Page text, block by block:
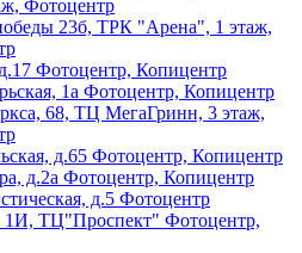
Фотоцентр
23б, ТРК "Арена", 1 этаж,
Фотоцентр, Копицентр
1а Фотоцентр, Копицентр
68, ТЦ МегаГринн, 3 этаж,
д.65 Фотоцентр, Копицентр
д.2а Фотоцентр, Копицентр
д.5 Фотоцентр
1И, ТЦ"Проспект" Фотоцентр,